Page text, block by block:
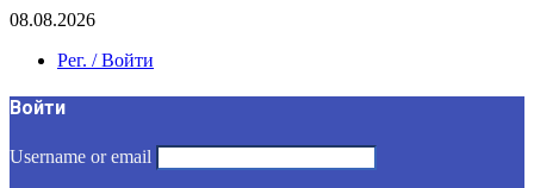
08.08.2026
Рег. / Войти
Войти
Username or email